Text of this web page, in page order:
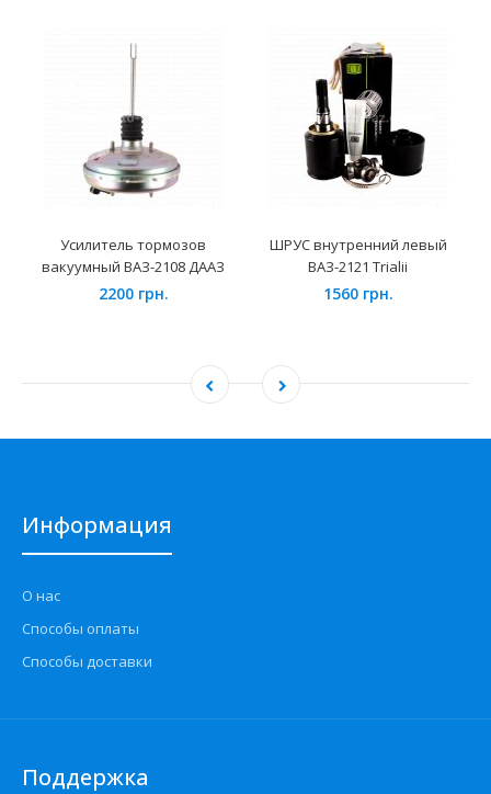
Усилитель тормозов
вакуумный ВАЗ-2108 ДААЗ
2200 грн.
ШРУС внутренний левый
ВАЗ-2121 Trialii
1560 грн.
Информация
О нас
Способы оплаты
Способы доставки
Поддержка